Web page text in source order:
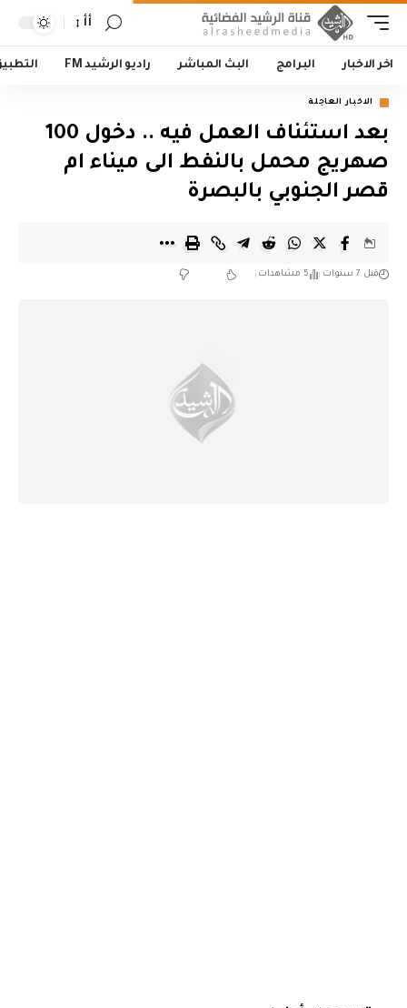
أأ
اخر الاخبار البرامج البث المباشر راديو الرشيد FM
الاخبار العاجلة
بعد استئناف العمل فيه .. دخول 100
صهريج محمل بالنفط ‏⁧‫الى ميناء ام
قصر الجنوبي بالبصرة
قبل 7 سنوات 5 مشاهدات